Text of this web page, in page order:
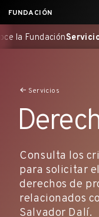
Saltar
al
contenido
FUNDACIÓN
Conoce la Fundación
Servicios
Consulta los
para solicitar
derechos de
relacionados
Salvador Dalí.